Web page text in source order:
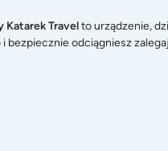
Katarek Travelto urządzenie,
bezpiecznie odciągniesz